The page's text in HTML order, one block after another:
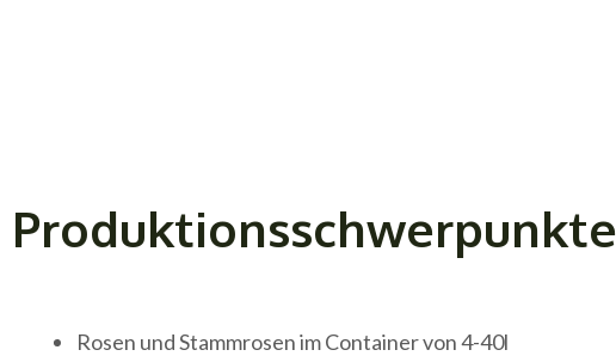
Produktionsschwerpunkte
Rosen und Stammrosen im Container von 4-40l